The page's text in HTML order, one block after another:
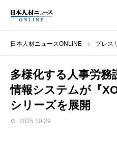
日本人材ニュースONLINE プレス
多様化する人事労
情報システムが『
シリーズを展開
2025.10.29